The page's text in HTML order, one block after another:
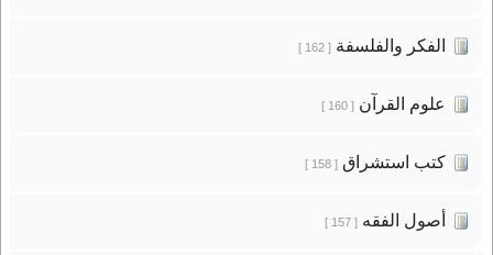
الفكر والفلسفة[ 162 ]
علوم القرآن[ 160 ]
كتب استشراق[ 158 ]
أصول الفقه[ 157 ]